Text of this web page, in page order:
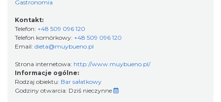
Gastronomia
Kontakt:
Telefon: +48 509 096 120
Telefon komórkowy: +48 509 096 120
Email: dieta@muybueno.pl
Strona internetowa: http://www.muybueno.pl/
Informacje ogólne:
Rodzaj obiektu: Bar sałatkowy
Godziny otwarcia: Dziś nieczynne